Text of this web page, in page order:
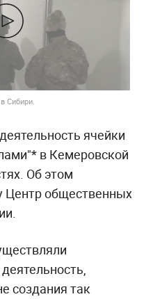
Сибири.
ячейки
в Кемеровской
Об этом
Центр общественных
создания так